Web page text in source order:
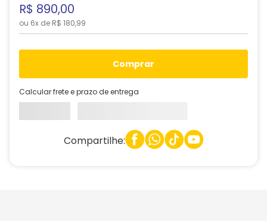
R$ 890,00
ou 6x de R$ 180,99
comprar
Calcular frete e prazo de entrega
Compartilhe: